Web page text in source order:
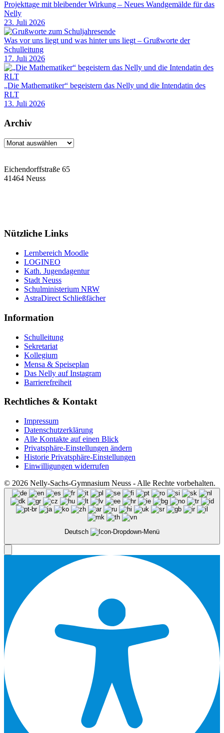
Projekttage mit bleibender Wirkung – Neues Wandgemälde für das
Nelly
23. Juli 2026
Was vor uns liegt und was hinter uns liegt – Grußworte der
Schulleitung
17. Juli 2026
„Die Mathematiker“ begeistern das Nelly und die Intendatin des
RLT
13. Juli 2026
Archiv
Archiv
Eichendorffstraße 65
41464 Neuss
Nützliche Links
Lernbereich Moodle
LOGINEO
Kath. Jugendagentur
Stadt Neuss
Schulministerium NRW
AstraDirect Schließfächer
Information
Schulleitung
Sekretariat
Kollegium
Mensa & Speiseplan
Das Nelly auf Instagram
Barrierefreiheit
Rechtliches & Kontakt
Impressum
Datenschutzerklärung
Alle Kontakte auf einen Blick
Privatsphäre-Einstellungen ändern
Historie Privatsphäre-Einstellungen
Einwilligungen widerrufen
© 2026 Nelly-Sachs-Gymnasium Neuss - Alle Rechte vorbehalten.
Deutsch